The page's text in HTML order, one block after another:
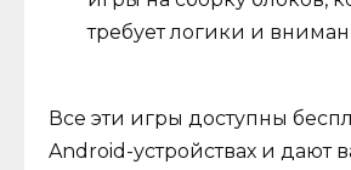
требует логики и
Все эти игры доступны
Android-устройствах и дают